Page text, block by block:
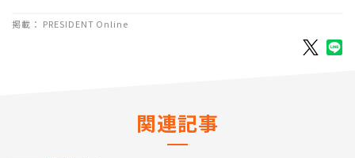
掲載： PRESIDENT Online
関連記事